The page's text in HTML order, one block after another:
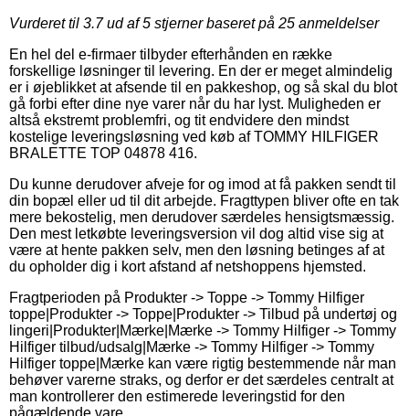
Vurderet til 3.7ud af 5 stjerner baseret på 25 anmeldelser
En hel del e-firmaer tilbyder efterhånden en række
forskellige løsninger til levering. En der er meget almindelig
er i øjeblikket at afsende til en pakkeshop, og så skal du blot
gå forbi efter dine nye varer når du har lyst. Muligheden er
altså ekstremt problemfri, og tit endvidere den mindst
kostelige leveringsløsning ved køb af TOMMY HILFIGER
BRALETTE TOP 04878 416.
Du kunne derudover afveje for og imod at få pakken sendt til
din bopæl eller ud til dit arbejde. Fragttypen bliver ofte en tak
mere bekostelig, men derudover særdeles hensigtsmæssig.
Den mest letkøbte leveringsversion vil dog altid vise sig at
være at hente pakken selv, men den løsning betinges af at
du opholder dig i kort afstand af netshoppens hjemsted.
Fragtperioden på Produkter -> Toppe -> Tommy Hilfiger
toppe|Produkter -> Toppe|Produkter -> Tilbud på undertøj og
lingeri|Produkter|Mærke|Mærke -> Tommy Hilfiger -> Tommy
Hilfiger tilbud/udsalg|Mærke -> Tommy Hilfiger -> Tommy
Hilfiger toppe|Mærke kan være rigtig bestemmende når man
behøver varerne straks, og derfor er det særdeles centralt at
man kontrollerer den estimerede leveringstid for den
pågældende vare.